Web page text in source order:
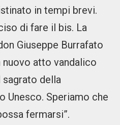
in tempi brevi.
di fare il bis. La
Giuseppe Burrafato
nuovo atto vandalico
della
Unesco. Speriamo che
fermarsi”.